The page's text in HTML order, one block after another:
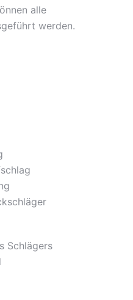
alle
werden.
Schlägers